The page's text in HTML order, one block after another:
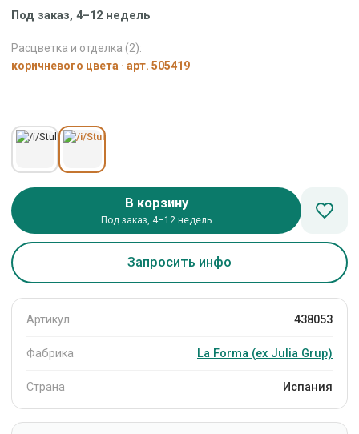
Под заказ, 4–12 недель
Расцветка и отделка (2):
коричневого цвета · арт. 505419
В корзину
Под заказ, 4–12 недель
Запросить инфо
Артикул 438053
Фабрика La Forma (ех Julia Grup)
Страна Испания